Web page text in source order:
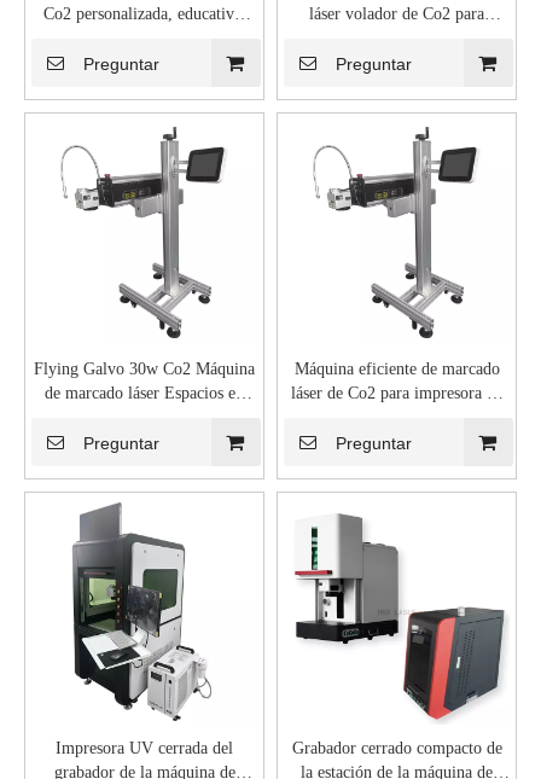
Co2 personalizada, educativa,
industrial, de alta precisión,
Preguntar
láser volador de Co2 para
de vidrio PET
Preguntar
Flying Galvo 30w Co2 Máquina
de marcado láser Espacios en
de barras de cuero Píldoras
farmacéutico para la venta
Preguntar
Máquina eficiente de marcado
láser de Co2 para impresora de
de tabletas y pastillas
Preguntar
Impresora UV cerrada del
grabador de la máquina de
Grabador cerrado compacto de
la estación de la máquina de